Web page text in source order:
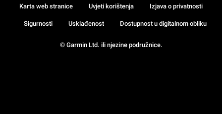
© Garmin Ltd. ili njezine podružnice.
Karta web stranice Uvjeti korištenja Izjava o privatnosti
Sigurnosti Usklađenost Dostupnost u digitalnom obliku